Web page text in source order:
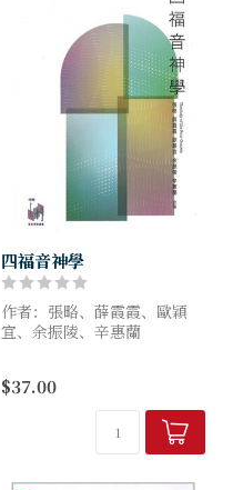
四福音神學
作者：張略、薛霞霞、歐穎
宜、余振陵、辛惠蘭
事」作為閱讀四卷福音書的出
發點，而四卷書各自的敘事特
點亦只會被當作互為參照和事
$37.00